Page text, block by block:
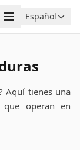
Menú
Idioma
Español
Aquí tienes una
operan en